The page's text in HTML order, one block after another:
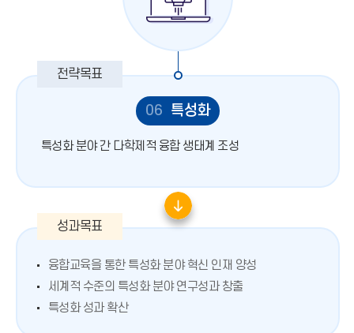
06 특성화
특성화 분야 간 다학제적 융합 생태계 조성
융합교육을 통한 특성화 분야 혁신 인재 양성
세계적 수준의 특성화 분야 연구성과 창출
특성화 성과 확산